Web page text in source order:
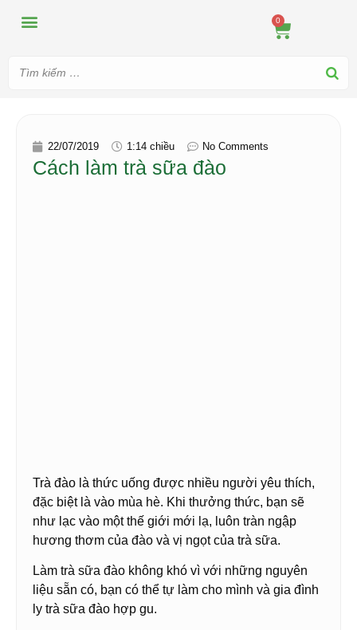
0
22/07/2019 1:14 chiều No Comments
Cách làm trà sữa đào
Trà đào là thức uống được nhiều người yêu thích,
đặc biệt là vào mùa hè. Khi thưởng thức, bạn sẽ
như lạc vào một thế giới mới lạ, luôn tràn ngập
hương thơm của đào và vị ngọt của trà sữa.
Làm trà sữa đào không khó vì với những nguyên
liệu sẵn có, bạn có thể tự làm cho mình và gia đình
ly trà sữa đào hợp gu.